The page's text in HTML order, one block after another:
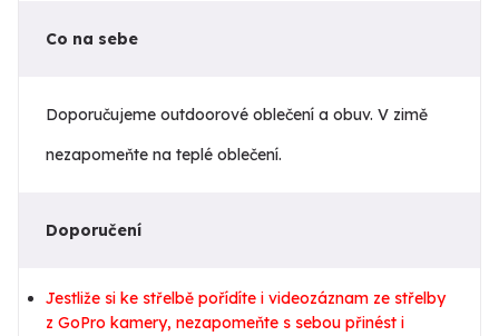
Co na sebe
Doporučujeme outdoorové oblečení a obuv. V zimě
nezapomeňte na teplé oblečení.
Doporučení
Jestliže si ke střelbě pořídíte i videozáznam ze střelby
z GoPro kamery, nezapomeňte s sebou přinést i